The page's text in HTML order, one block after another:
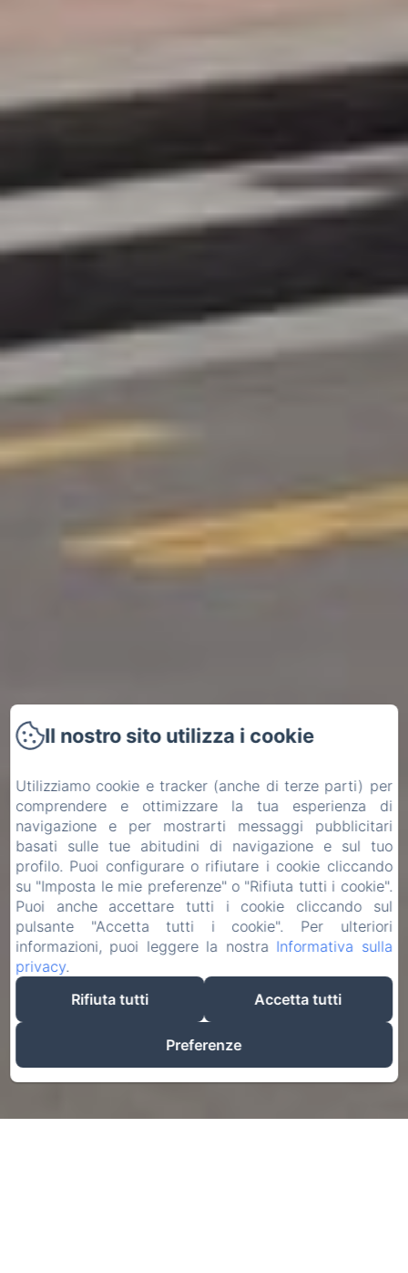
Il nostro sito utilizza i cookie
Utilizziamo cookie e tracker (anche di terze parti) per
comprendere e ottimizzare la tua esperienza di
navigazione e per mostrarti messaggi pubblicitari
basati sulle tue abitudini di navigazione e sul tuo
profilo. Puoi configurare o rifiutare i cookie cliccando
su "Imposta le mie preferenze" o "Rifiuta tutti i cookie".
Puoi anche accettare tutti i cookie cliccando sul
pulsante "Accetta tutti i cookie". Per ulteriori
informazioni, puoi leggere la nostra Informativa sulla
privacy.
Rifiuta tutti
Accetta tutti
Preferenze